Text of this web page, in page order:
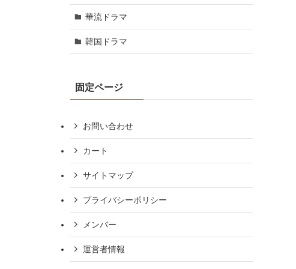
華流ドラマ
韓国ドラマ
固定ページ
お問い合わせ
カート
サイトマップ
プライバシーポリシー
メンバー
運営者情報